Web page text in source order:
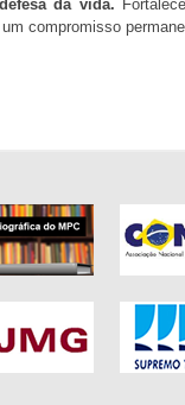
da vida.
compromisso